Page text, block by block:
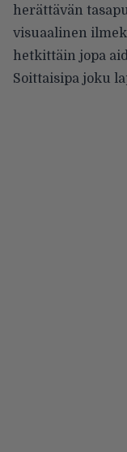
herättävän
visuaalinen
hetkittäin jopa
Soittaisipa joku